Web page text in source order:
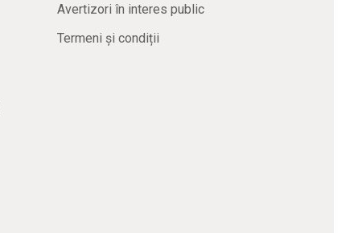
Avertizori în interes public
Termeni și condiții